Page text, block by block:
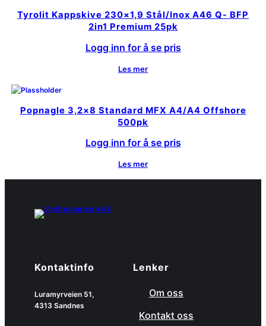
Tyrolit Kappskive 230×1,9 Stål/Inox A46 Q- BFP
2in1 Premium 25pk
Logg inn for å se pris
Les mer
Popnagle 3,2×8 Standard MFX A4/A4 Offshore
500pk
Logg inn for å se pris
Les mer
Kontaktinfo
Luramyrveien 51,
4313 Sandnes
Lenker
Om oss
Kontakt oss